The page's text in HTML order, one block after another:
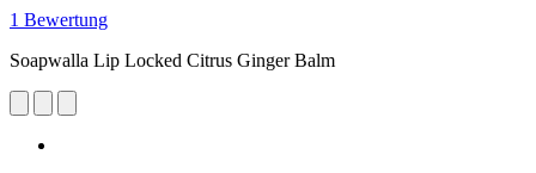
1 Bewertung
Soapwalla Lip Locked Citrus Ginger Balm